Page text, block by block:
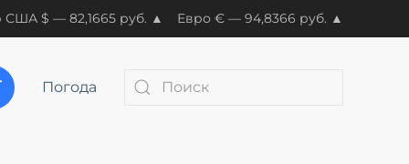
США $ — 82,1665 руб. ▲ Евро € — 94,8366 руб. ▲
Погода